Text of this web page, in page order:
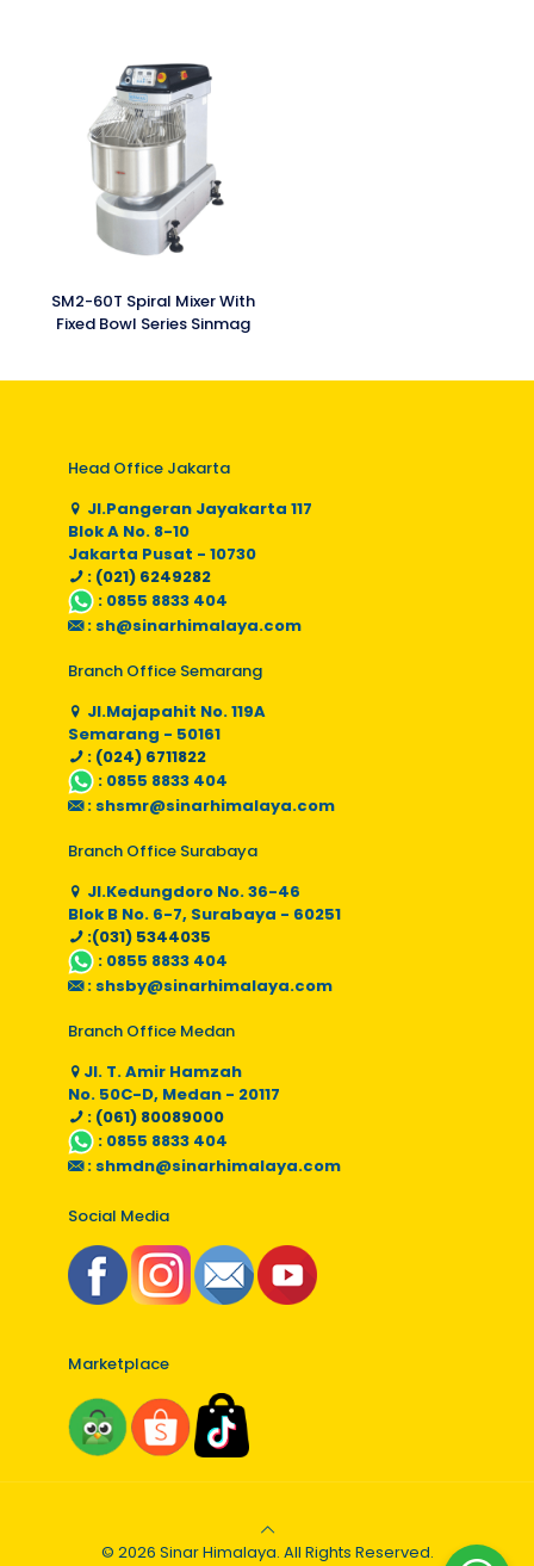
SM2-60T Spiral Mixer With
Fixed Bowl Series Sinmag
Head Office Jakarta
Jl.Pangeran Jayakarta 117
Blok A No. 8-10
Jakarta Pusat - 10730
: (021) 6249282
: 0855 8833 404
: sh@sinarhimalaya.com
Branch Office Semarang
Jl.Majapahit No. 119A
Semarang - 50161
: (024) 6711822
: 0855 8833 404
: shsmr@sinarhimalaya.com
Branch Office Surabaya
Jl.Kedungdoro No. 36-46
Blok B No. 6-7, Surabaya - 60251
:(031) 5344035
: 0855 8833 404
: shsby@sinarhimalaya.com
Branch Office Medan
Jl. T. Amir Hamzah
No. 50C-D, Medan - 20117
: (061) 80089000
: 0855 8833 404
: shmdn@sinarhimalaya.com
Social Media
Marketplace
© 2026 Sinar Himalaya. All Rights Reserved.